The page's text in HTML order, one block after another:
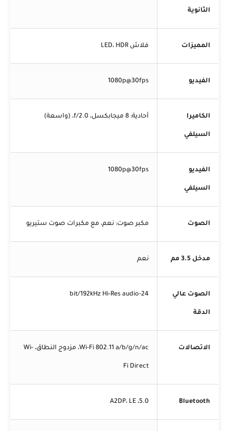
الثانوية
المميزات فلاش LED، HDR
الفيديو 1080p@30fps
الكاميرا
السيلفي
أحادية: 8 ميجابكسل، f/2.0، (واسعة)
الفيديو
السيلفي
1080p@30fps
الصوت مكبر صوت: نعم، مع مكبرات صوت ستيريو
مدخل 3.5 مم نعم
الصوت عالي
الدقة
24-bit/192kHz Hi-Res audio
الاتصالات Wi-Fi 802.11 a/b/g/n/ac، مزدوج النطاق، Wi-
Fi Direct
Bluetooth 5.0، A2DP، LE